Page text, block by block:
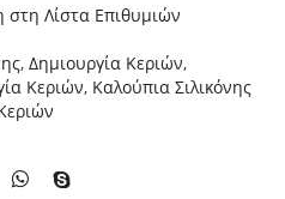
στη Λίστα Επιθυμιών
, Δημιουργία Κεριών,
Κεριών, Καλούπια Σιλικόνης